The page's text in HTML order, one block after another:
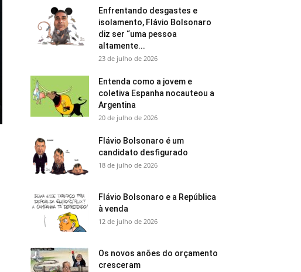
Enfrentando desgastes e
isolamento, Flávio Bolsonaro
diz ser “uma pessoa
altamente...
23 de julho de 2026
Entenda como a jovem e
coletiva Espanha nocauteou a
Argentina
20 de julho de 2026
Flávio Bolsonaro é um
candidato desfigurado
18 de julho de 2026
Flávio Bolsonaro e a República
à venda
12 de julho de 2026
Os novos anões do orçamento
cresceram